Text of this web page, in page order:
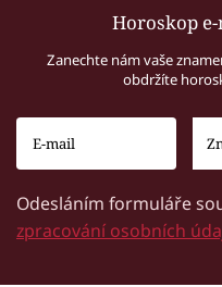
Horoskop
Zanechte nám vaše
obdržíte
Odesláním formuláře
zpracování osobních